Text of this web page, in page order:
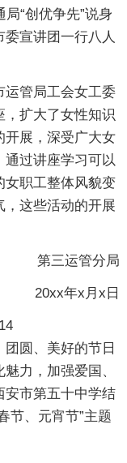
“创优争先”说身
宣讲团一行八人
运管局工会女工委
，扩大了女性知识
开展，深受广大女
通过讲座学习可以
女职工整体风貌变
，这些活动的开展
第三运管分局
20xx年x月x日
圆、美好的节日
力，加强爱国、
安市第五十中学结
节、元宵节”主题